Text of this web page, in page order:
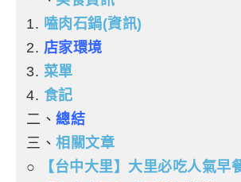
1. 嗑肉石鍋(資訊)
2. 店家環境
3. 菜單
4. 食記
二、 總結
三、 相關文章
○
【台中大里】大里必吃人氣早